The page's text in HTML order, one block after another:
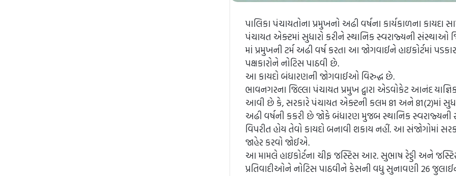
પાલિકા પંચાયતોના પ્રમુખનો અઢી વર્ષના કાર્યકાળના કાયદા
પંચાયત એક્ટમાં સુધારો કરીને સ્થાનિક સ્વરાજ્યની સંસ્થાઓ
માં પ્રમુખની ટર્મ અઢી વર્ષ કરતા આ જોગવાઈને હાઇકોર્ટમાં
પક્ષકારોને નોટિસ પાઠવી છે.
આ કાયદો બંધારણની જોગવાઈઓ વિરુદ્ધ છે.
ભાવનગરના જિલ્લા પંચાયત પ્રમુખ દ્વારા એડવોકેટ આનંદ
આવી છે કે, સરકારે પંચાયત એક્ટની કલમ 81 અને 81(2)માં
અઢી વર્ષની કકરી છે જોકે બંધારણ મુજબ સ્થાનિક
વિપરીત હોય તેવો કાયદો બનાવી શકાય નહીં. આ સંજોગોમાં
જાહેર કરવો જોઈએ.
આ મામલે હાઇકોર્ટના ચીફ જસ્ટિસ આર. સુભાષ રેડ્ડી અને
પ્રતિવાદીઓને નોટિસ પાઠવીને કેસની વધુ સુનાવણી 26